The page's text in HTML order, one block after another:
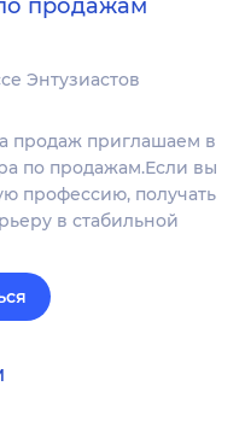
продажам
Энтузиастов
продаж приглашаем в
по продажам.Если вы
профессию, получать
в стабильной